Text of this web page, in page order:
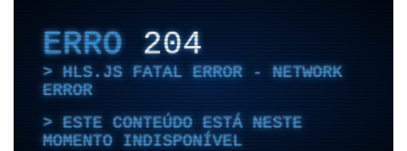
ERRO204
HLS.JS FATAL ERROR - NETWORK
ERROR
ESTE CONTEÚDO ESTÁ NESTE
MOMENTO INDISPONÍVEL